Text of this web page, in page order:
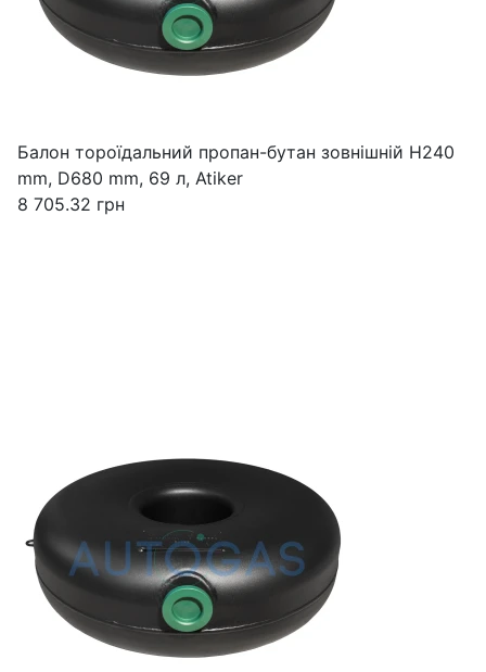
Балон тороїдальний пропан-бутан зовнішній H240
mm, D680 mm, 69 л, Atiker
8 705.32 грн